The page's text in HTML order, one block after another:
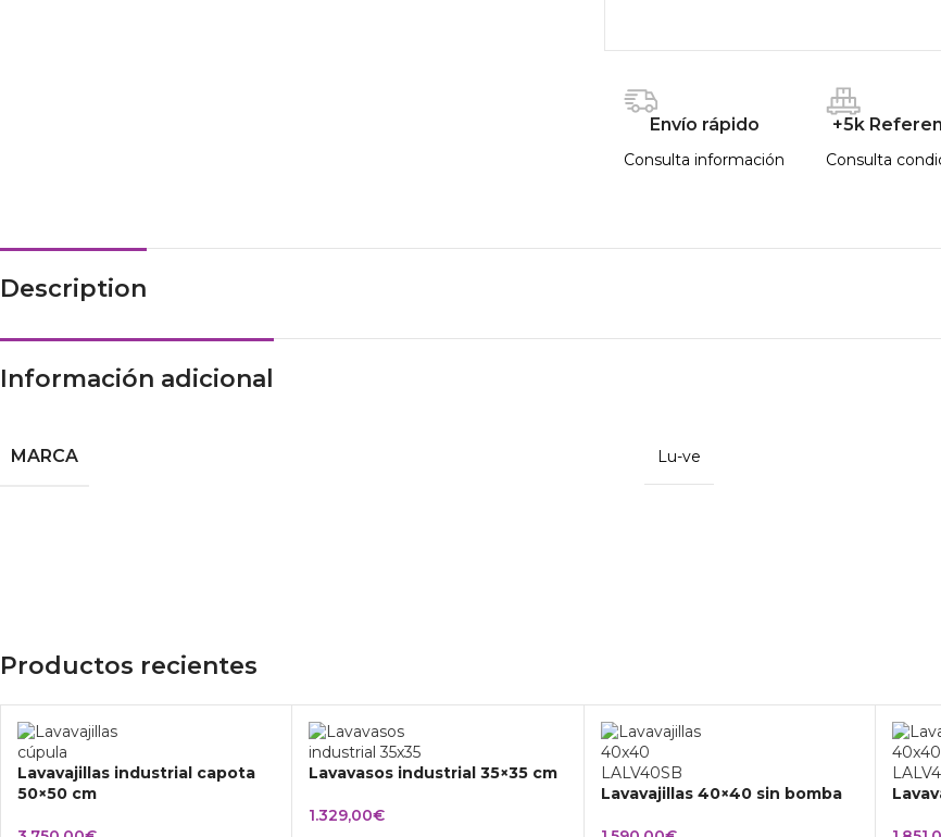
Envío rápido
Consulta información
+5k
Consulta
Description
Información adicional
MARCA Lu-ve
Productos recientes
Lavavajillas industrial capota
50×50 cm
Lavavasos industrial 35×35 cm
1.329,00€
Lavavajillas 40×40 sin bomba